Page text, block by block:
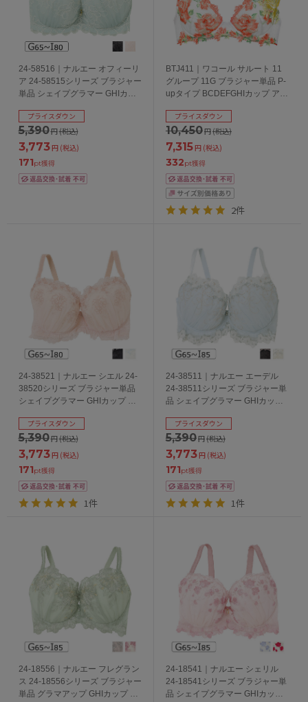
24-58516｜ナルエー オフィーリ
ア 24-58515シリーズ ブラジャー
単品 シェイプグラマー GHIカッ
5,390円(税込)
プライスダウン
3,773円 (税込)
171pt獲得
BTJ411｜ワコール サルート 11
グループ 11G ブラジャー単品 P-
upタイプ BCDEFGHIカップ アン
10,450円(税込)
プライスダウン
7,315円 (税込)
332pt獲得
2件
24-38521｜ナルエー シエル 24-
38520シリーズ ブラジャー単品
シェイプグラマー GHIカップ ア
5,390円(税込)
プライスダウン
3,773円 (税込)
171pt獲得
1件
24-38511｜ナルエー エーデル
24-38511シリーズ ブラジャー単
品 シェイプグラマー GHIカップ
5,390円(税込)
プライスダウン
3,773円 (税込)
171pt獲得
1件
24-18556｜ナルエー フレグラン
ス 24-18556シリーズ ブラジャー
単品 グラマアップ GHIカップ ア
24-18541｜ナルエー シェリル
24-18541シリーズ ブラジャー単
品 シェイプグラマー GHIカップ